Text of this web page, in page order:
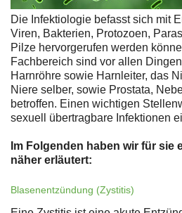
Die Infektiologie befasst sich mit
Viren, Bakterien, Protozoen,
Pilze hervorgerufen werden
Fachbereich sind vor allen
Harnröhre sowie Harnleiter, das
Niere selber, sowie Prostata,
betroffen. Einen wichtigen
sexuell übertragbare Infektionen
Im Folgenden haben wir für sie
näher erläutert:
Blasenentzündung (Zystitis)